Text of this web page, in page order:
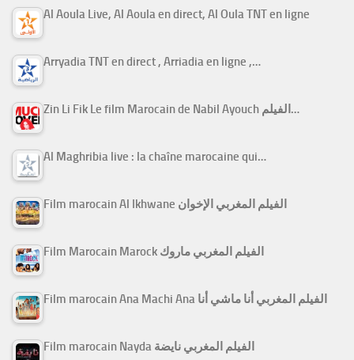
Al Aoula Live, Al Aoula en direct, Al Oula TNT en ligne
Arryadia TNT en direct , Arriadia en ligne ,…
Zin Li Fik Le film Marocain de Nabil Ayouch الفيلم…
Al Maghribia live : la chaîne marocaine qui…
Film marocain Al Ikhwane الفيلم المغربي الإخوان
Film Marocain Marock الفيلم المغربي ماروك
Film marocain Ana Machi Ana الفيلم المغربي أنا ماشي أنا
Film marocain Nayda الفيلم المغربي نايضة